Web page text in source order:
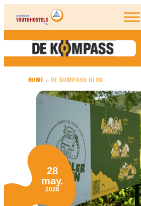
Skip to content
HOME » DE KOMPASS BLOG
28
may.
2026